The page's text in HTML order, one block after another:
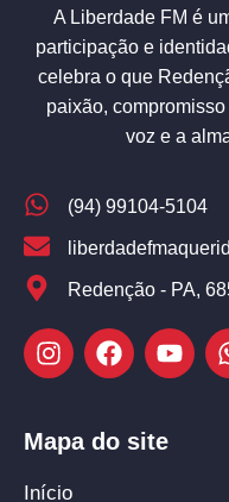
A Liberdade FM é
participação e
celebra o que
paixão,
voz e a
(94) 99104-5104
Redenção - PA,
Mapa do site
Início